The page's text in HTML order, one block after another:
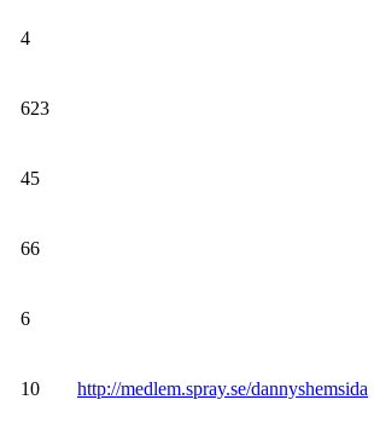
4
623
45
66
6
10 http://medlem.spray.se/dannyshemsida